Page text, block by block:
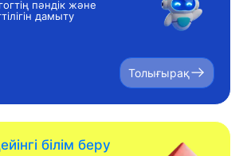
пәндік және
дамыту
Толығырақ
білім беру